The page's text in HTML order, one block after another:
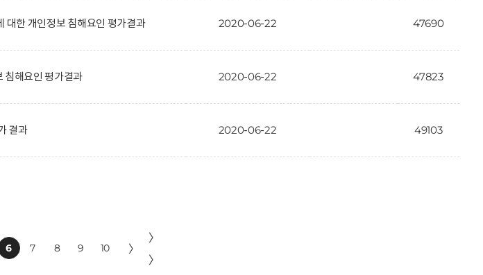
대한 개인정보 침해요인 평가결과 2020-06-22 47690
침해요인 평가결과 2020-06-22 47823
결과 2020-06-22 49103
6 7 8 9 10 〉
〉
〉